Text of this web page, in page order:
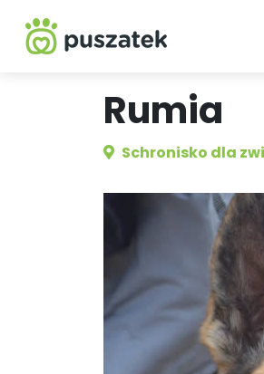
Rumia
Schronisko dla